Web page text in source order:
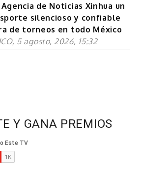
de Noticias Xinhua un
silencioso y confiable
de torneos en todo México
5 agosto, 2026, 15:32
Y GANA PREMIOS